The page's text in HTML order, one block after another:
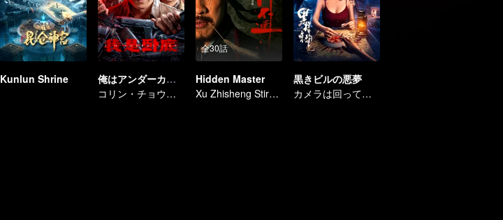
Kunlun Shrine
俺はアンダーカバー
コリン・チョウの潜入戦争
全30話
Hidden Master
Xu Zhisheng Stirs up a Hilarious Storm in the Martial World
黒きビルの悪夢
カメラは回っているが、悲鳴は本物だ